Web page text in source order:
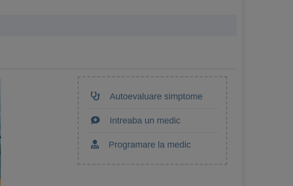
Autoevaluare simptome
Intreaba un medic
Programare la medic